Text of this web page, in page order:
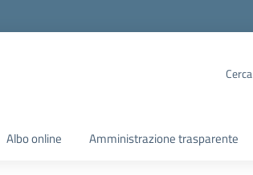
Cerca
Albo online Amministrazione trasparente